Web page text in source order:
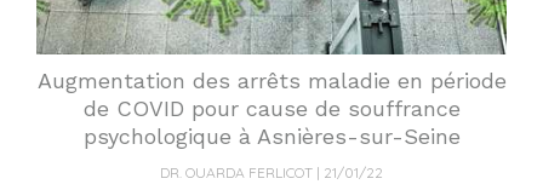
Augmentation des arrêts maladie en période
de COVID pour cause de souffrance
psychologique à Asnières-sur-Seine
DR. OUARDA FERLICOT
21/01/22